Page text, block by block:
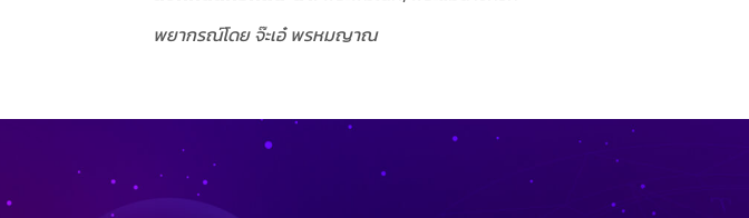
พยากรณ์โดย จ๊ะเอ๋ พรหมญาณ